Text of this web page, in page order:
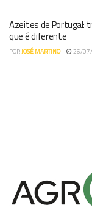
Azeites de Portugal:
que é diferente
PORJOSÉ MARTINO 26/